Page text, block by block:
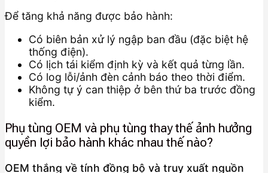
Để tăng khả năng được bảo hành:
Có biên bản xử lý ngập ban đầu (đặc biệt hệ
thống điện).
Có lịch tái kiểm định kỳ và kết quả từng lần.
Có log lỗi/ảnh đèn cảnh báo theo thời điểm.
Không tự ý can thiệp ở bên thứ ba trước đồng
kiểm.
Phụ tùng OEM và phụ tùng thay thế ảnh hưởng
quyền lợi bảo hành khác nhau thế nào?
OEM thắng về tính đồng bộ và truy xuất nguồn